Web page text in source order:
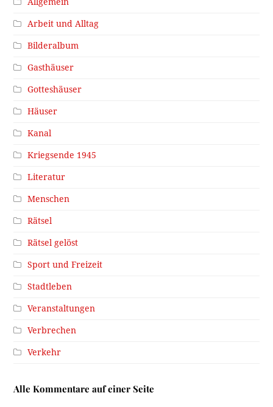
Arbeit und Alltag
Bilderalbum
Gasthäuser
Gotteshäuser
Häuser
Kanal
Kriegsende 1945
Literatur
Menschen
Rätsel
Rätsel gelöst
Sport und Freizeit
Stadtleben
Veranstaltungen
Verbrechen
Verkehr
Alle Kommentare auf einer Seite